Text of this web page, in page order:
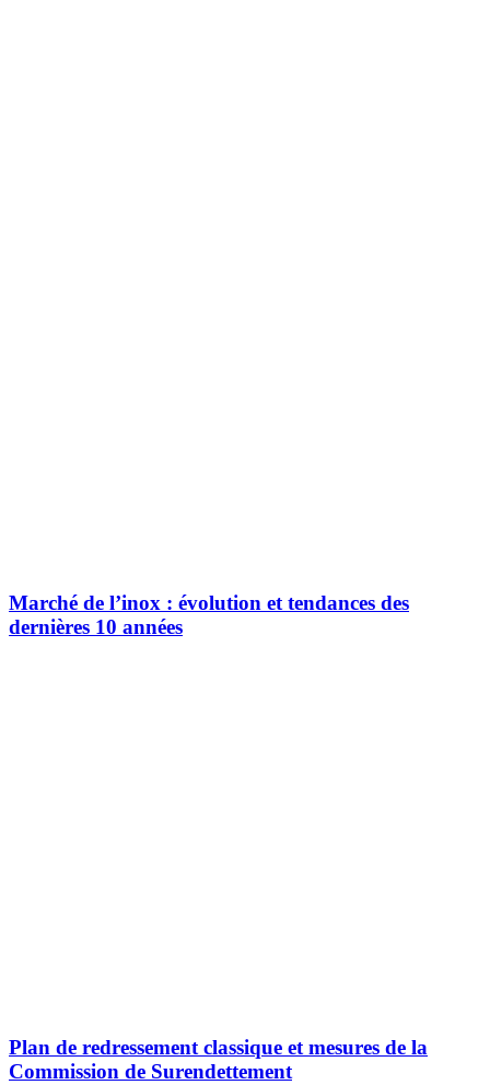
Marché de l’inox : évolution et tendances des
dernières 10 années
Plan de redressement classique et mesures de la
Commission de Surendettement